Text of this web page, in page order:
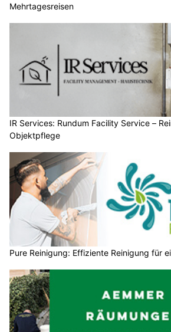
Mehrtagesreisen
IR Services: Rundum Facility Service –
Objektpflege
Pure Reinigung: Effiziente Reinigung für